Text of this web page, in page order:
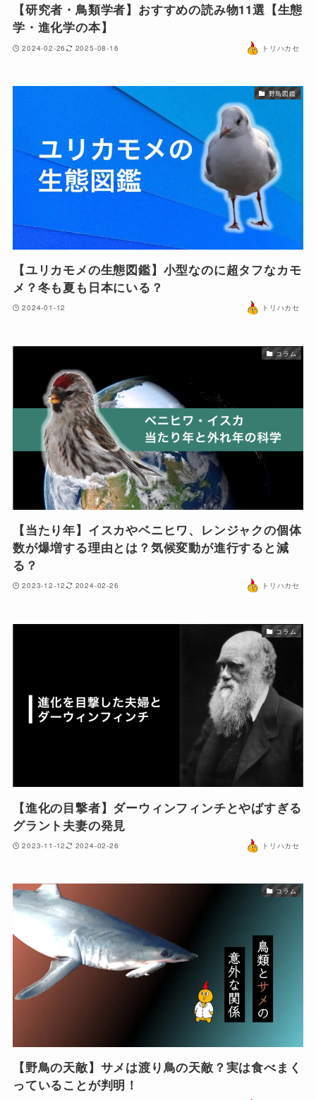
【研究者・鳥類学者】おすすめの読み物11選【生態
学・進化学の本】
2024-02-26 2025-08-16 トリハカセ
野鳥図鑑
【ユリカモメの生態図鑑】小型なのに超タフなカモ
メ？冬も夏も日本にいる？
2024-01-12 トリハカセ
コラム
【当たり年】イスカやベニヒワ、レンジャクの個体
数が爆増する理由とは？気候変動が進行すると減
る？
2023-12-12 2024-02-26 トリハカセ
コラム
【進化の目撃者】ダーウィンフィンチとやばすぎる
グラント夫妻の発見
2023-11-12 2024-02-26 トリハカセ
コラム
【野鳥の天敵】サメは渡り鳥の天敵？実は食べまく
っていることが判明！